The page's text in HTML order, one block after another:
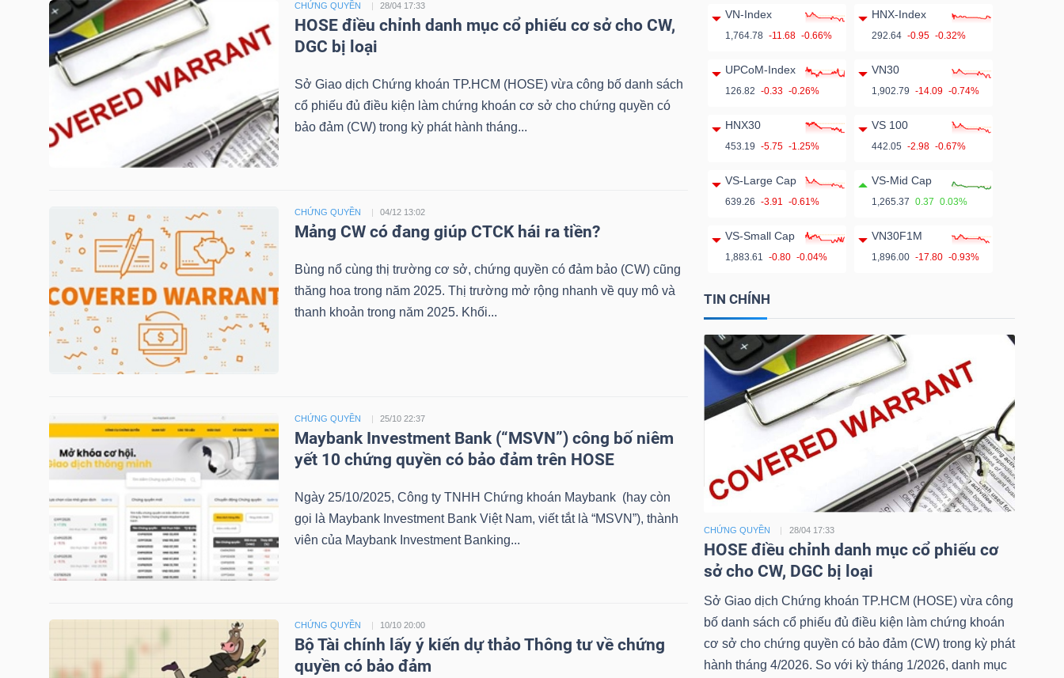
CHỨNG QUYỀN 28/04 17:33
HOSE điều chỉnh danh mục cổ phiếu cơ sở cho CW,
DGC bị loại
Sở Giao dịch Chứng khoán TP.HCM (HOSE) vừa công bố danh sách
cổ phiếu đủ điều kiện làm chứng khoán cơ sở cho chứng quyền có
bảo đảm (CW) trong kỳ phát hành tháng...
CHỨNG QUYỀN 04/12 13:02
Mảng CW có đang giúp CTCK hái ra tiền?
Bùng nổ cùng thị trường cơ sở, chứng quyền có đảm bảo (CW) cũng
thăng hoa trong năm 2025. Thị trường mở rộng nhanh về quy mô và
thanh khoản trong năm 2025. Khối...
CHỨNG QUYỀN 25/10 22:37
Maybank Investment Bank (“MSVN”) công bố niêm
yết 10 chứng quyền có bảo đảm trên HOSE
Ngày 25/10/2025, Công ty TNHH Chứng khoán Maybank (hay còn
gọi là Maybank Investment Bank Việt Nam, viết tắt là “MSVN”), thành
viên của Maybank Investment Banking...
CHỨNG QUYỀN 10/10 20:00
Bộ Tài chính lấy ý kiến dự thảo Thông tư về chứng
quyền có bảo đảm
VN-Index
1,764.78 -11.68 -0.66%
HNX-Index
292.64 -0.95 -0.32%
UPCoM-Index
126.82 -0.33 -0.26%
VN30
1,902.79 -14.09 -0.74%
HNX30
453.19 -5.75 -1.25%
VS 100
442.05 -2.98 -0.67%
VS-Large Cap
639.26 -3.91 -0.61%
VS-Mid Cap
1,265.37 0.37 0.03%
VS-Small Cap
1,883.61 -0.80 -0.04%
VN30F1M
1,896.00 -17.80 -0.93%
TIN CHÍNH
CHỨNG QUYỀN 28/04 17:33
HOSE điều chỉnh danh mục cổ phiếu cơ
sở cho CW, DGC bị loại
Sở Giao dịch Chứng khoán TP.HCM (HOSE) vừa công
bố danh sách cổ phiếu đủ điều kiện làm chứng khoán
cơ sở cho chứng quyền có bảo đảm (CW) trong kỳ phát
hành tháng 4/2026. So với kỳ tháng 1/2026, danh mục
NHÂN
VIETSTOCKFINANCE
NGÀNH
DOANH
NGHIỆP
PHIẾU